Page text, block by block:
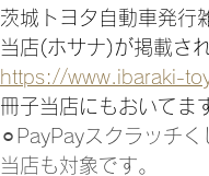
茨城トヨタ自動車発
当店(ホサナ)が掲載さ
https://www.ibaraki-
冊子当店にもおいてま
⚪︎PayPayスクラッチく
当店も対象です。